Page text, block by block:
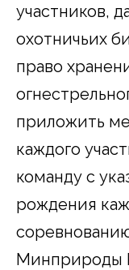
участников,
охотничьих
право
приложить
каждого
команду с
рождения
Минприроды